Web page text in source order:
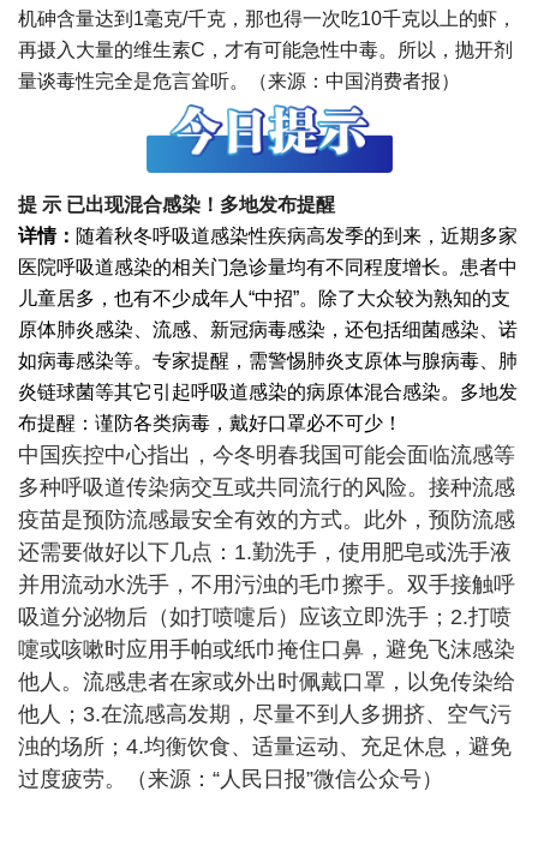
机砷含量达到1毫克/千克，那也得一次吃10千克以上的虾，
再摄入大量的维生素C，才有可能急性中毒。所以，抛开剂
量谈毒性完全是危言耸听。（来源：中国消费者报）
提 示 已出现混合感染！多地发布提醒
详情： 随着秋冬呼吸道感染性疾病高发季的到来，近期多家
医院呼吸道感染的相关门急诊量均有不同程度增长。患者中
儿童居多，也有不少成年人“中招”。除了大众较为熟知的支
原体肺炎感染、流感、新冠病毒感染，还包括细菌感染、诺
如病毒感染等。专家提醒，需警惕肺炎支原体与腺病毒、肺
炎链球菌等其它引起呼吸道感染的病原体混合感染。多地发
布提醒：谨防各类病毒，戴好口罩必不可少！
中国疾控中心指出，今冬明春我国可能会面临流感等
多种呼吸道传染病交互或共同流行的风险。接种流感
疫苗是预防流感最安全有效的方式。此外，预防流感
还需要做好以下几点：1.勤洗手，使用肥皂或洗手液
并用流动水洗手，不用污浊的毛巾擦手。双手接触呼
吸道分泌物后（如打喷嚏后）应该立即洗手；2.打喷
嚏或咳嗽时应用手帕或纸巾掩住口鼻，避免飞沫感染
他人。流感患者在家或外出时佩戴口罩，以免传染给
他人；3.在流感高发期，尽量不到人多拥挤、空气污
浊的场所；4.均衡饮食、适量运动、充足休息，避免
过度疲劳。（来源：“人民日报”微信公众号）